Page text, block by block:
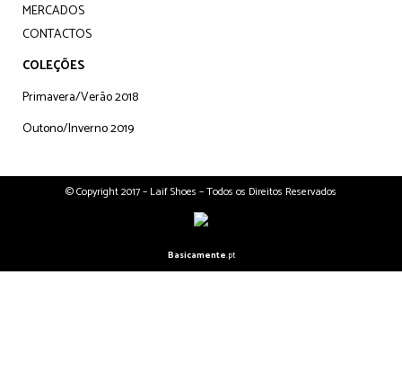
MERCADOS
CONTACTOS
COLEÇÕES
Primavera/Verão 2018
Outono/Inverno 2019
© Copyright 2017 – Laif Shoes – Todos os Direitos Reservados
Basicamente.pt